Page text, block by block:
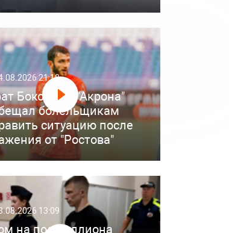
21:18
Бокоев из "Акрона"
болельщикам
ситуацию после
от "Ростова"
13:09
на полмиллиона